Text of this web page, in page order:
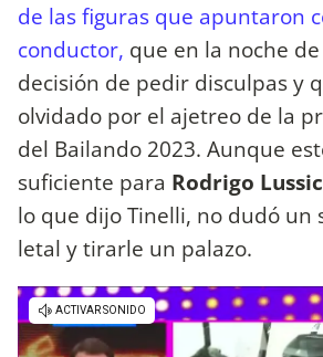
de las figuras que apuntaron
conductor, que en la noche
decisión de pedir disculpas y
olvidado por el ajetreo de la
del Bailando 2023. Aunque
suficiente para Rodrigo
lo que dijo Tinelli, no dudó un
letal y tirarle un palazo.